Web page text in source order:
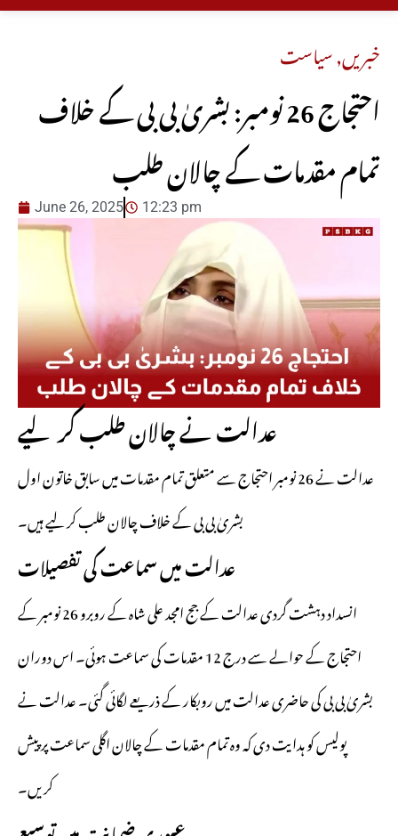
خبریں,سیاست
احتجاج 26 نومبر: بشریٰ بی بی کے خلاف
تمام مقدمات کے چالان طلب
June 26, 2025 12:23 pm
عدالت نے چالان طلب کر لیے
عدالت نے 26 نومبر احتجاج سے متعلق تمام مقدمات میں سابق خاتون اول
بشریٰ بی بی کے خلاف چالان طلب کر لیے ہیں۔
عدالت میں سماعت کی تفصیلات
انسداد دہشت گردی عدالت کے جج امجد علی شاہ کے روبرو 26 نومبر کے
احتجاج کے حوالے سے درج 12 مقدمات کی سماعت ہوئی۔ اس دوران
بشریٰ بی بی کی حاضری عدالت میں روبکار کے ذریعے لگائی گئی۔ عدالت نے
پولیس کو ہدایت دی کہ وہ تمام مقدمات کے چالان اگلی سماعت پر پیش
کریں۔